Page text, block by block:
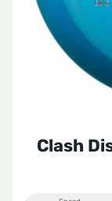
Clash
gekozen
worden